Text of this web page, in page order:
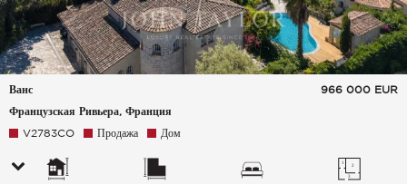
Ванс
Французская Ривьера, Франция
966 000 EUR
V2783CO Продажа Дом